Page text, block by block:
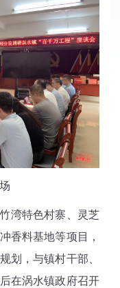
湾特色村寨、灵芝
香料基地等项目，
划，与镇村干部、
在涡水镇政府召开